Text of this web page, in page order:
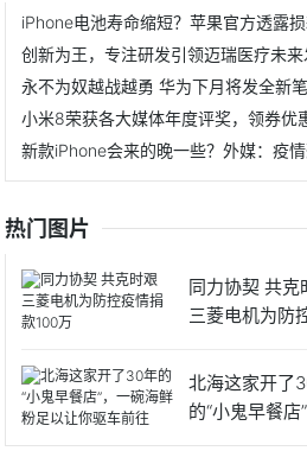
iPhone电池寿命缩短？苹果官方透露
创新为王，专注研发引领迈瑞医疗未
永不为奴越战越勇 华为下月将发全新
小米8荣获各大媒体年度评奖，领券优
新款iPhone会来的晚一些？外媒：疫
热门图片
同力协契 共克
三菱电机为防
北海这家开了
的“小鬼早餐店
碗